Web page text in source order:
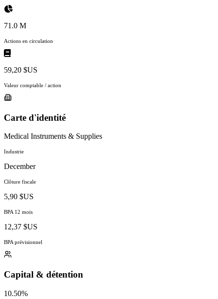
71.0 M
Actions en circulation
59,20 $US
Valeur comptable / action
Carte d'identité
Medical Instruments & Supplies
Industrie
December
Clôture fiscale
5,90 $US
BPA 12 mois
12,37 $US
BPA prévisionnel
Capital & détention
10.50%